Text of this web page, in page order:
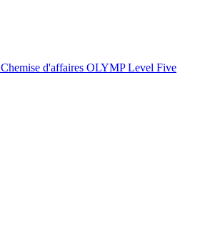
Chemise d'affaires OLYMP Level Five